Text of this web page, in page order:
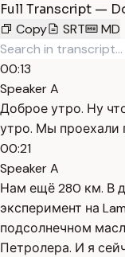
Full Transcript —
Copy
SRT MD
00:13
Speaker A
Доброе утро. Ну
утро. Мы
00:21
Speaker A
Нам ещё 280 км. В
эксперимент на
подсолнечном
Петролера. И я